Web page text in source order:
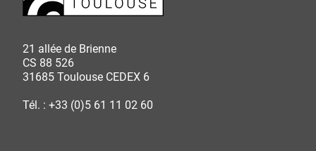
21 allée de Brienne
CS 88 526
31685 Toulouse CEDEX 6
Tél. : +33 (0)5 61 11 02 60